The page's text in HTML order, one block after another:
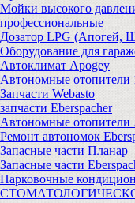
Мойки высокого
профессиональные
Дозатор LPG (Апогей,
Оборудование для
Автоклимат Apogey
Автономные отопители
Запчасти Webasto
запчасти Eberspacher
Автономные отопители
Ремонт автономок
Запасные части Планар
Запасные части
Парковочные